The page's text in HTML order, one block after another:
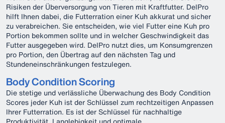
Risiken der Überversorgung von Tieren mit Kraftfutter. DelPro
hilft Ihnen dabei, die Futterration einer Kuh akkurat und sicher
zu verabreichen. Sie entscheiden, wie viel Futter eine Kuh pro
Portion bekommen sollte und in welcher Geschwindigkeit das
Futter ausgegeben wird. DelPro nutzt dies, um Konsumgrenzen
pro Portion, den Übertrag auf den nächsten Tag und
Stundeneinschränkungen festzulegen.
Body Condition Scoring
Die stetige und verlässliche Überwachung des Body Condition
Scores jeder Kuh ist der Schlüssel zum rechtzeitigen Anpassen
Ihrer Futterration. Es ist der Schlüssel für nachhaltige